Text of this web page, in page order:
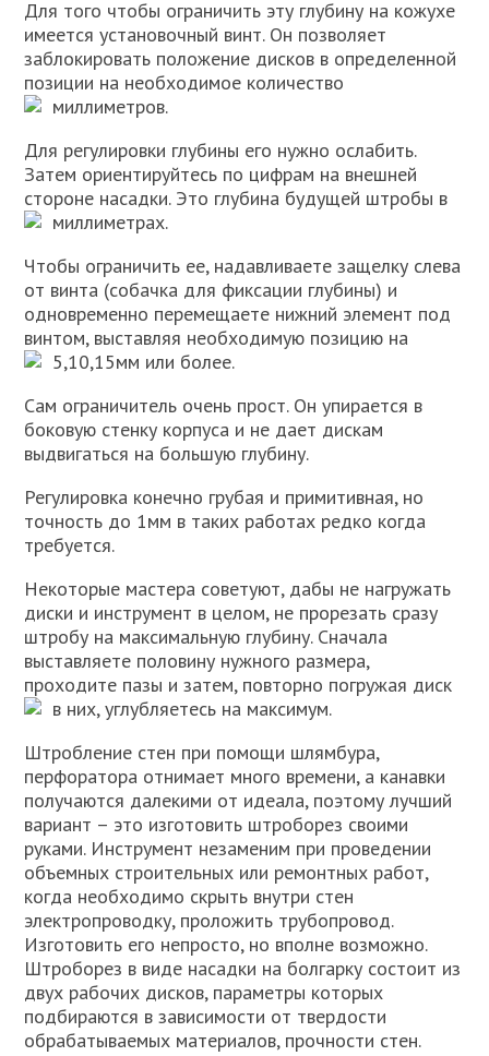
Для того чтобы ограничить эту глубину на кожухе
имеется установочный винт. Он позволяет
заблокировать положение дисков в определенной
позиции на необходимое количество
миллиметров.
Для регулировки глубины его нужно ослабить.
Затем ориентируйтесь по цифрам на внешней
стороне насадки. Это глубина будущей штробы в
миллиметрах.
Чтобы ограничить ее, надавливаете защелку слева
от винта (собачка для фиксации глубины) и
одновременно перемещаете нижний элемент под
винтом, выставляя необходимую позицию на
5,10,15мм или более.
Сам ограничитель очень прост. Он упирается в
боковую стенку корпуса и не дает дискам
выдвигаться на большую глубину.
Регулировка конечно грубая и примитивная, но
точность до 1мм в таких работах редко когда
требуется.
Некоторые мастера советуют, дабы не нагружать
диски и инструмент в целом, не прорезать сразу
штробу на максимальную глубину. Сначала
выставляете половину нужного размера,
проходите пазы и затем, повторно погружая диск
в них, углубляетесь на максимум.
Штробление стен при помощи шлямбура,
перфоратора отнимает много времени, а канавки
получаются далекими от идеала, поэтому лучший
вариант – это изготовить штроборез своими
руками. Инструмент незаменим при проведении
объемных строительных или ремонтных работ,
когда необходимо скрыть внутри стен
электропроводку, проложить трубопровод.
Изготовить его непросто, но вполне возможно.
Штроборез в виде насадки на болгарку состоит из
двух рабочих дисков, параметры которых
подбираются в зависимости от твердости
обрабатываемых материалов, прочности стен.